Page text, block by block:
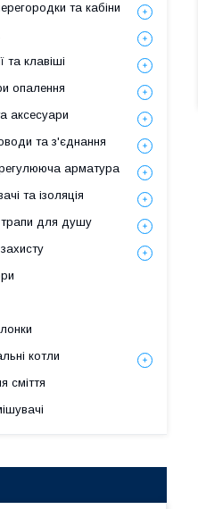
та кабіни
та клавіші
опалення
аксесуари
та з'єднання
арматура
та ізоляція
для душу
котли
сміття